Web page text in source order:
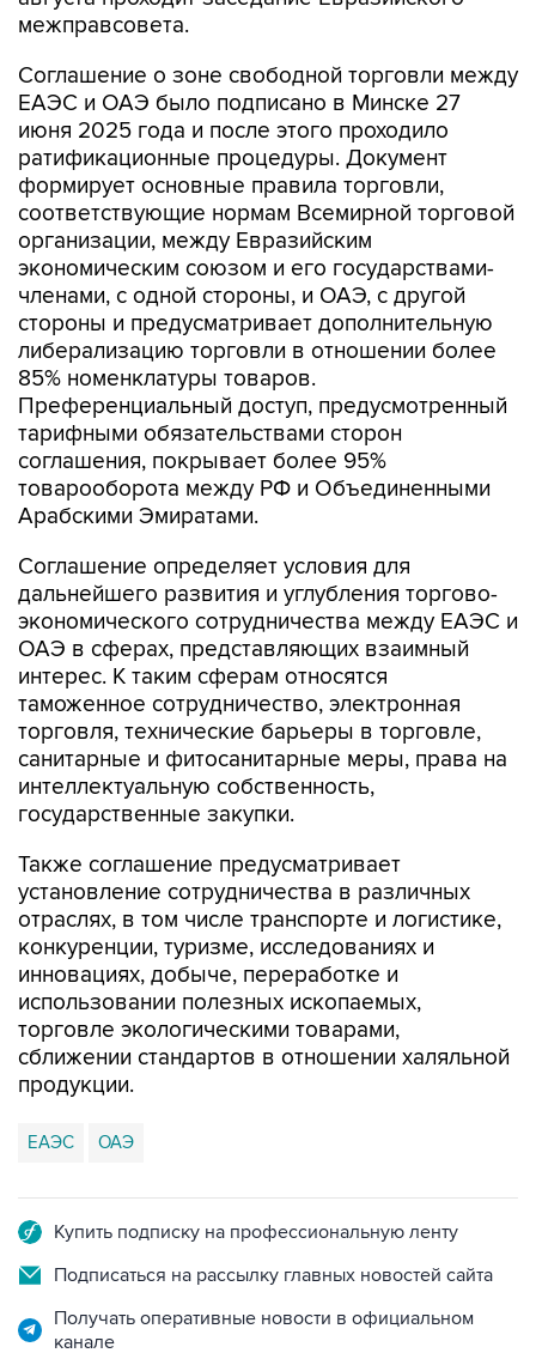
Соглашение о зоне свободной торговли между
июня 2025 года и после этого проходило
ратификационные процедуры. Документ
формирует основные правила торговли,
соответствующие нормам Всемирной торговой
организации, между Евразийским
экономическим союзом и его государствами-
членами, с одной стороны, и ОАЭ, с другой
стороны и предусматривает дополнительную
либерализацию торговли в отношении более
85% номенклатуры товаров.
Преференциальный доступ, предусмотренный
тарифными обязательствами сторон
соглашения, покрывает более 95%
товарооборота между РФ и Объединенными
Арабскими Эмиратами.
Соглашение определяет условия для
экономического сотрудничества между ЕАЭС и
ОАЭ в сферах, представляющих взаимный
интерес. К таким сферам относятся
таможенное сотрудничество, электронная
торговля, технические барьеры в торговле,
санитарные и фитосанитарные меры, права на
интеллектуальную собственность,
государственные закупки.
Также соглашение предусматривает
отраслях, в том числе транспорте и логистике,
конкуренции, туризме, исследованиях и
инновациях, добыче, переработке и
использовании полезных ископаемых,
торговле экологическими товарами,
сближении стандартов в отношении халяльной
продукции.
ЕАЭС ОАЭ
Подписаться на рассылку главных новостей сайта
Получать оперативные новости в официальном